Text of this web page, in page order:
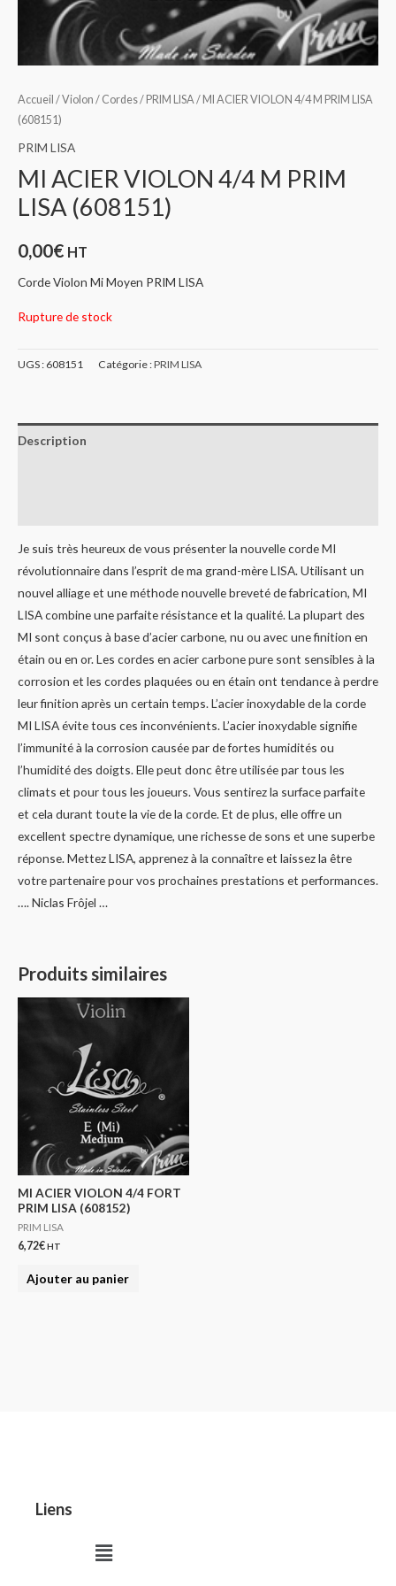
Accueil /Violon / Cordes/ PRIM LISA/ MI ACIER VIOLON 4/4 M PRIM LISA
(608151)
PRIM LISA
MI ACIER VIOLON 4/4 M PRIM
LISA (608151)
0,00€ HT
Corde Violon Mi Moyen PRIM LISA
Rupture de stock
UGS : 608151 Catégorie :PRIM LISA
Description
Je suis très heureux de vous présenter la nouvelle corde MI
révolutionnaire dans l’esprit de ma grand-mère LISA. Utilisant un
nouvel alliage et une méthode nouvelle breveté de fabrication, MI
LISA combine une parfaite résistance et la qualité. La plupart des
MI sont conçus à base d’acier carbone, nu ou avec une finition en
étain ou en or. Les cordes en acier carbone pure sont sensibles à la
corrosion et les cordes plaquées ou en étain ont tendance à perdre
leur finition après un certain temps. L’acier inoxydable de la corde
MI LISA évite tous ces inconvénients. L’acier inoxydable signifie
l’immunité à la corrosion causée par de fortes humidités ou
l’humidité des doigts. Elle peut donc être utilisée par tous les
climats et pour tous les joueurs. Vous sentirez la surface parfaite
et cela durant toute la vie de la corde. Et de plus, elle offre un
excellent spectre dynamique, une richesse de sons et une superbe
réponse. Mettez LISA, apprenez à la connaître et laissez la être
votre partenaire pour vos prochaines prestations et performances.
…. Niclas Frôjel …
Produits similaires
MI ACIER VIOLON 4/4 FORT
PRIM LISA (608152)
PRIM LISA
6,72€HT
Ajouter au panier
Liens
Menu